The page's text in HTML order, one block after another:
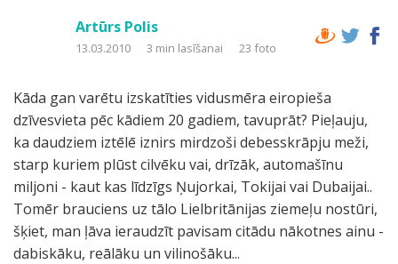
Artūrs Polis
13.03.2010 3 min lasīšanai 23 foto
Kāda gan varētu izskatīties vidusmēra eiropieša
dzīvesvieta pēc kādiem 20 gadiem, tavuprāt? Pieļauju,
ka daudziem iztēlē iznirs mirdzoši debesskrāpju meži,
starp kuriem plūst cilvēku vai, drīzāk, automašīnu
miljoni - kaut kas līdzīgs Ņujorkai, Tokijai vai Dubaijai..
Tomēr brauciens uz tālo Lielbritānijas ziemeļu nostūri,
šķiet, man ļāva ieraudzīt pavisam citādu nākotnes ainu -
dabiskāku, reālāku un vilinošāku...